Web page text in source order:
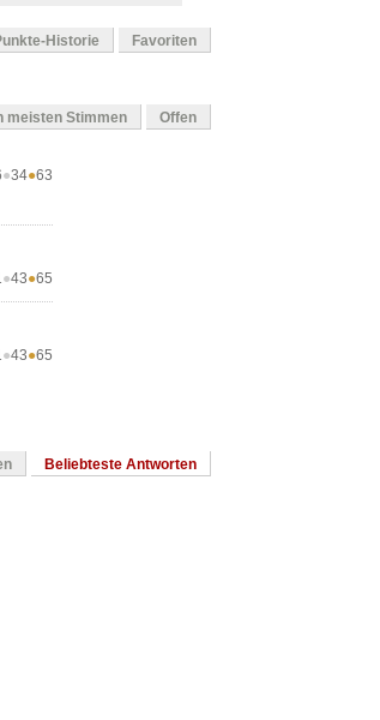
Historie Favoriten
meisten Stimmen Offen
●34●63
●43●65
●43●65
Beliebteste Antworten